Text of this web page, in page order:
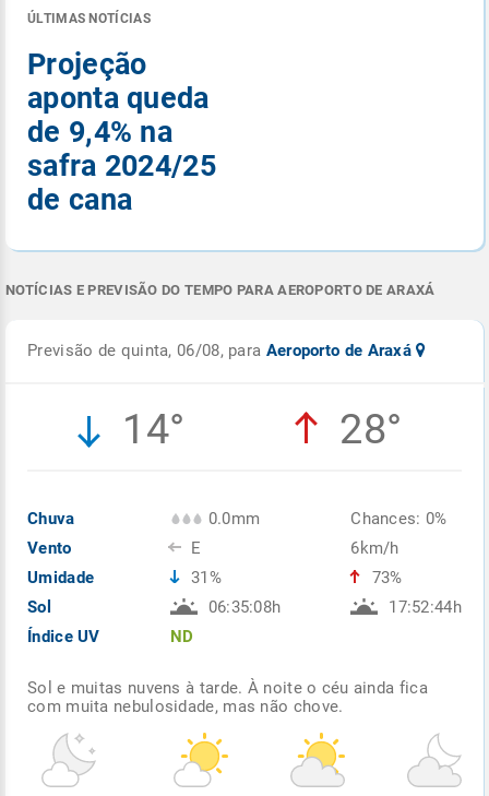
ÚLTIMAS NOTÍCIAS
Projeção
aponta queda
de 9,4% na
safra 2024/25
de cana
NOTÍCIAS E PREVISÃO DO TEMPO PARA AEROPORTO DE ARAXÁ
Previsão de quinta, 06/08, para Aeroporto de Araxá
14° 28°
Chuva
Vento
Umidade
Sol
Índice UV
0.0mm
E
31%
06:35:08h
ND
Chances: 0%
6km/h
73%
17:52:44h
Sol e muitas nuvens à tarde. À noite o céu ainda fica
com muita nebulosidade, mas não chove.